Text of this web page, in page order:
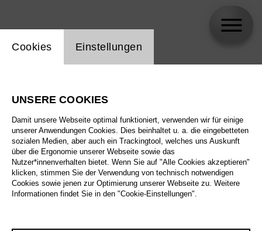
Biographie
Spielplan
Einstellung Website Cookie
Cookies Einstellungen
UNSERE COOKIES
Damit unsere Webseite optimal funktioniert, verwenden wir für einige
unserer Anwendungen Cookies. Dies beinhaltet u. a. die eingebetteten
sozialen Medien, aber auch ein Trackingtool, welches uns Auskunft
über die Ergonomie unserer Webseite sowie das
Nutzer*innenverhalten bietet. Wenn Sie auf "Alle Cookies akzeptieren"
klicken, stimmen Sie der Verwendung von technisch notwendigen
Cookies sowie jenen zur Optimierung unserer Webseite zu. Weitere
Informationen findet Sie in den "Cookie-Einstellungen".